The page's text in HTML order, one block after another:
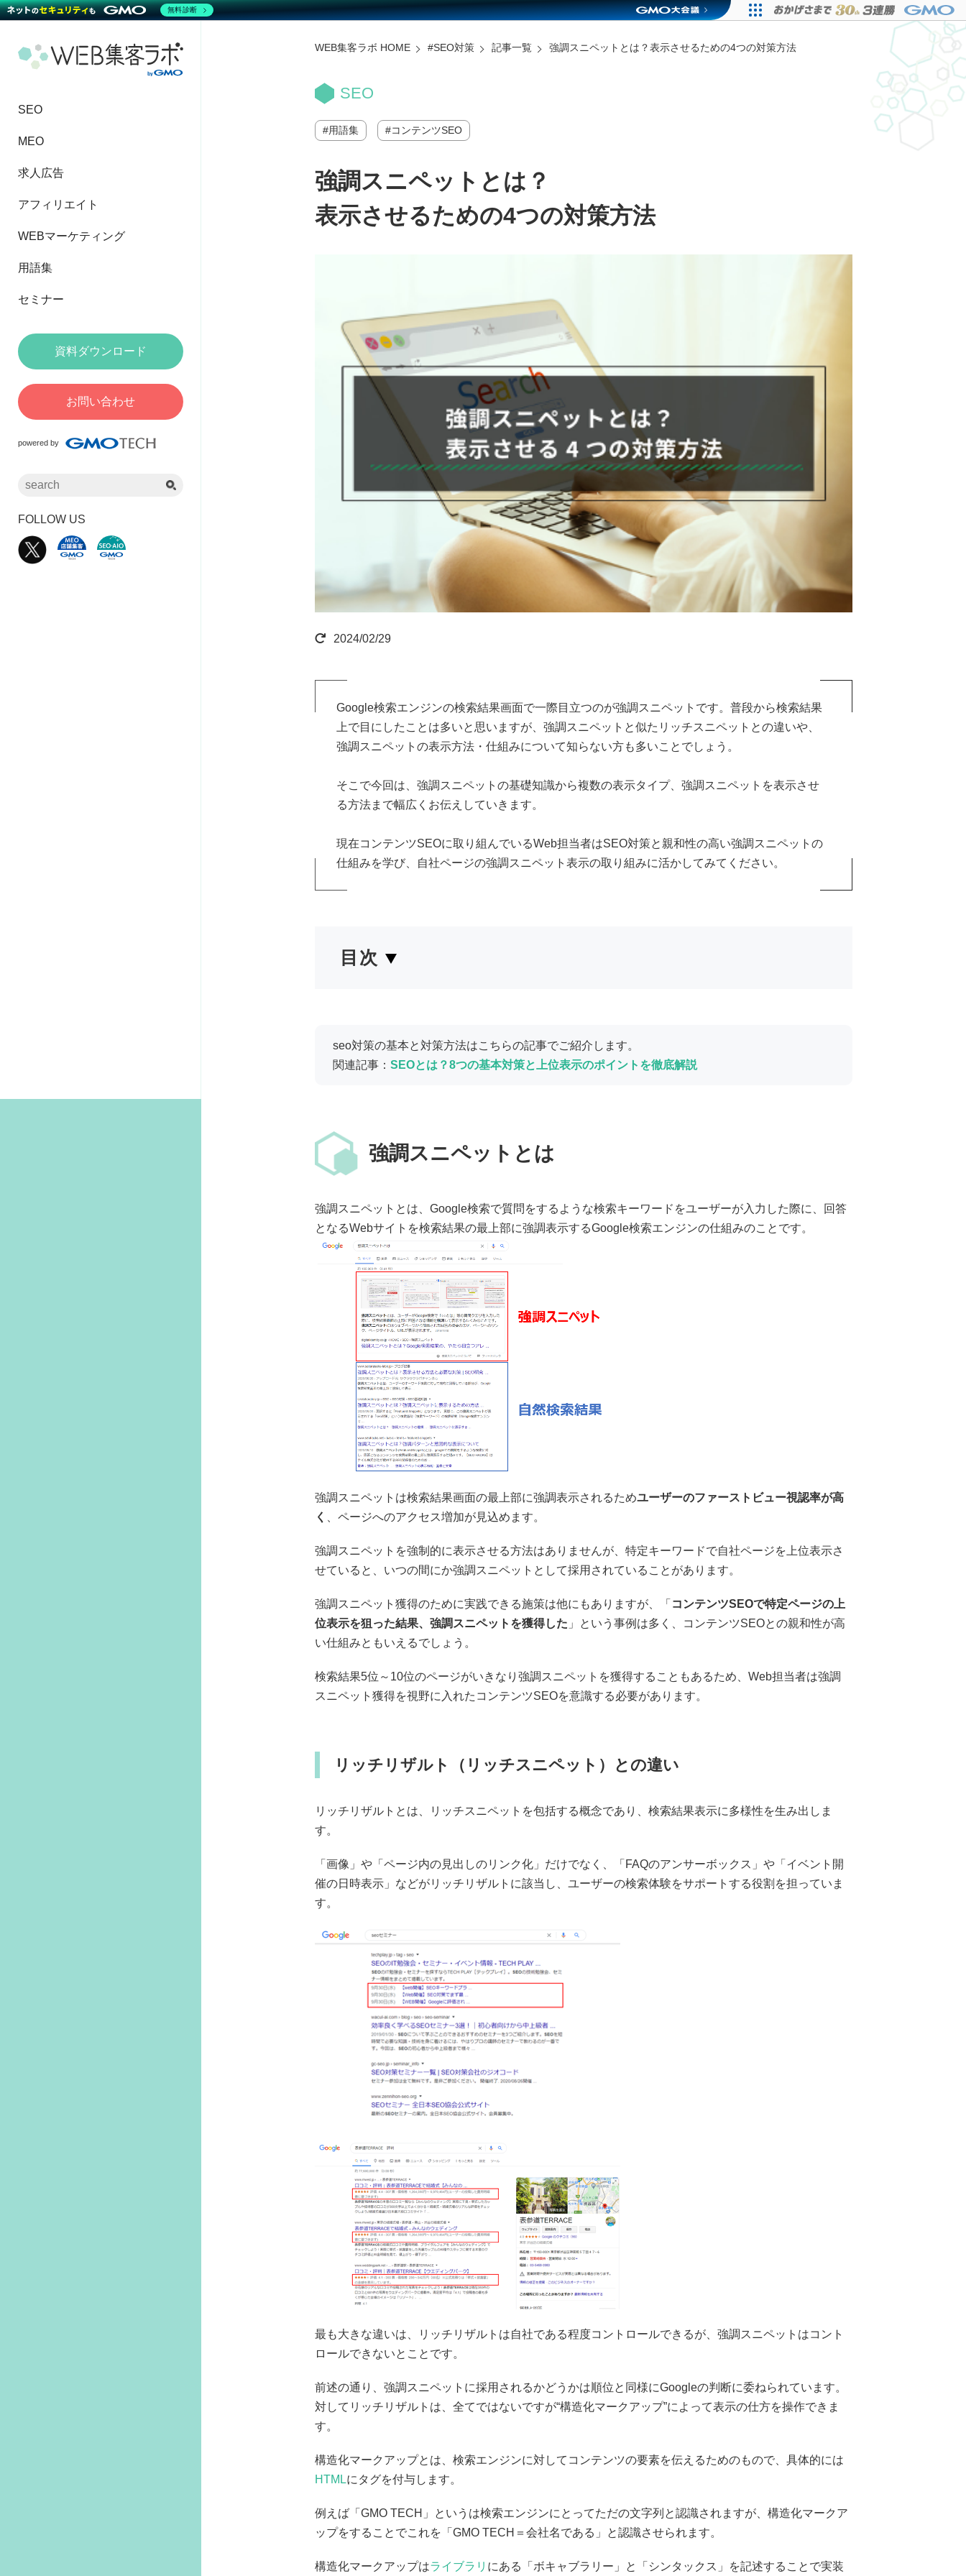
SEO
MEO
求人広告
アフィリエイト
WEBマーケティング
用語集
セミナー
資料ダウンロード
お問い合わせ
powered by
FOLLOW US
WEB集客ラボ HOME #SEO対策 記事一覧 強調スニペットとは？表示させるための4つの対策方法
SEO
用語集 コンテンツSEO
強調スニペットとは？
表示させるための4つの対策方法
2024/02/29
Google検索エンジンの検索結果画面で一際目立つのが強調スニペットです。普段から検索結果
上で目にしたことは多いと思いますが、強調スニペットと似たリッチスニペットとの違いや、
強調スニペットの表示方法・仕組みについて知らない方も多いことでしょう。
そこで今回は、強調スニペットの基礎知識から複数の表示タイプ、強調スニペットを表示させ
る方法まで幅広くお伝えしていきます。
現在コンテンツSEOに取り組んでいるWeb担当者はSEO対策と親和性の高い強調スニペットの
仕組みを学び、自社ページの強調スニペット表示の取り組みに活かしてみてください。
目次
seo対策の基本と対策方法はこちらの記事でご紹介します。
関連記事：SEOとは？8つの基本対策と上位表示のポイントを徹底解説
強調スニペットとは
強調スニペットとは、Google検索で質問をするような検索キーワードをユーザーが入力した際に、回答
となるWebサイトを検索結果の最上部に強調表示するGoogle検索エンジンの仕組みのことです。
強調スニペットは検索結果画面の最上部に強調表示されるためユーザーのファーストビュー視認率が高
く
、ページへのアクセス増加が見込めます。
強調スニペットを強制的に表示させる方法はありませんが、特定キーワードで自社ページを上位表示さ
せていると、いつの間にか強調スニペットとして採用されていることがあります。
強調スニペット獲得のために実践できる施策は他にもありますが、「 コンテンツSEOで特定ページの上
位表示を狙った結果、強調スニペットを獲得した 」という事例は多く、コンテンツSEOとの親和性が高
い仕組みともいえるでしょう。
検索結果5位～10位のページがいきなり強調スニペットを獲得することもあるため、Web担当者は強調
スニペット獲得を視野に入れたコンテンツSEOを意識する必要があります。
リッチリザルト（リッチスニペット）との違い
リッチリザルトとは、リッチスニペットを包括する概念であり、検索結果表示に多様性を生み出しま
す。
「画像」や「ページ内の見出しのリンク化」だけでなく、「FAQのアンサーボックス」や「イベント開
催の日時表示」などがリッチリザルトに該当し、ユーザーの検索体験をサポートする役割を担っていま
す。
最も大きな違いは、リッチリザルトは自社である程度コントロールできるが、強調スニペットはコント
ロールできないとことです。
前述の通り、強調スニペットに採用されるかどうかは順位と同様にGoogleの判断に委ねられています。
対してリッチリザルトは、全てではないですが“構造化マークアップ”によって表示の仕方を操作できま
す。
構造化マークアップとは、検索エンジンに対してコンテンツの要素を伝えるためのもので、具体的には
HTMLにタグを付与します。
例えば「GMO TECH」というは検索エンジンにとってただの文字列と認識されますが、構造化マークア
ップをすることでこれを「GMO TECH＝会社名である」と認識させられます。
構造化マークアップはライブラリ にある「ボキャブラリー」と「シンタックス」を記述することで実装
無料診断